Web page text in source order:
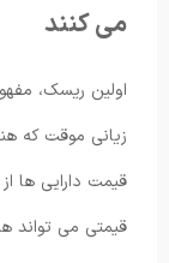
می کنند
زیانی موقت که
قیمت دارایی ها
قیمتی می تواند